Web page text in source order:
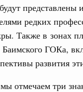
редких
Также в зонах
Баимского ГОКа,
развития
отмечаем три
и обновили
сельских